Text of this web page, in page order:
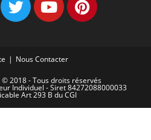
Nous Contacter
2018 - Tous droits réservés
Individuel - Siret 84272088000033
Art 293 B du CGI